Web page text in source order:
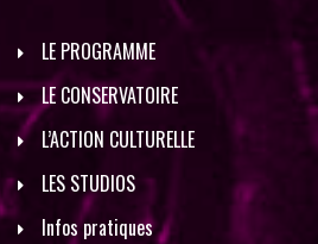
LE PROGRAMME
LE CONSERVATOIRE
L’ACTION CULTURELLE
LES STUDIOS
Infos pratiques